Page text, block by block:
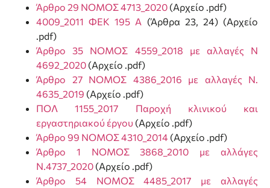
Άρθρο 29 ΝΟΜΟΣ 4713_2020 (Αρχείο .pdf)
4009_2011 ΦΕΚ 195 Α (Άρθρα 23, 24) (Αρχείο
.pdf)
Άρθρο 35 ΝΟΜΟΣ 4559_2018 με αλλαγές Ν
4692_2020 (Αρχείο .pdf)
Άρθρο 27 ΝΟΜΟΣ 4386_2016 με αλλαγές Ν.
4635_2019 (Αρχείο .pdf)
ΠΟΛ 1155_2017 Παροχή κλινικού και
εργαστηριακού έργου (Αρχείο .pdf)
Άρθρο 99 ΝΟΜΟΣ 4310_2014 (Αρχείο .pdf)
Άρθρο 1 ΝΟΜΟΣ 3868_2010 με αλλάγες
Ν.4737_2020 (Αρχείο .pdf)
Άρθρο 54 ΝΟΜΟΣ 4485_2017 με αλλαγές